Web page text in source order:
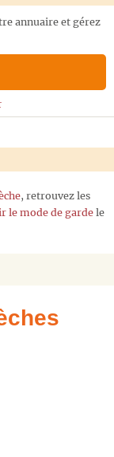
annuaire et gérez
, retrouvez les
le mode de gardele